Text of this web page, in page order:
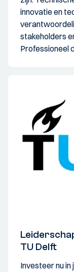
innovatie en
stakeholders
Professioneel
TU Delft
Investeer nu